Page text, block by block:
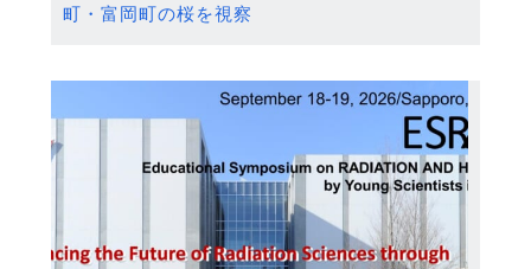
町・富岡町の桜を視察